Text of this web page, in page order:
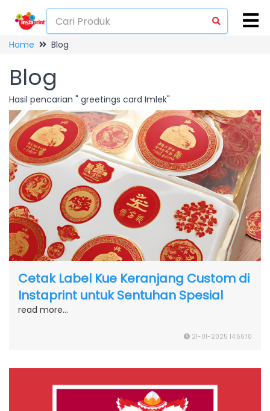
Home Blog
Blog
Hasil pencarian " greetings card Imlek"
Cetak Label Kue Keranjang Custom di
Instaprint untuk Sentuhan Spesial
read more...
21-01-2025 14:56:10